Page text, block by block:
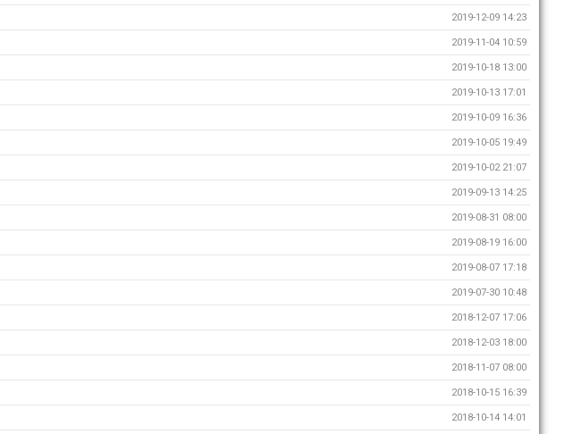
2019-12-09 14:23
2019-11-04 10:59
2019-10-18 13:00
2019-10-13 17:01
2019-10-09 16:36
2019-10-05 19:49
2019-10-02 21:07
2019-09-13 14:25
2019-08-31 08:00
2019-08-19 16:00
2019-08-07 17:18
2019-07-30 10:48
2018-12-07 17:06
2018-12-03 18:00
2018-11-07 08:00
2018-10-15 16:39
2018-10-14 14:01